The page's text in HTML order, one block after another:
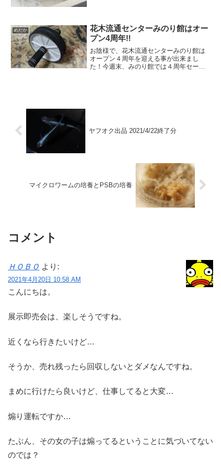
カリ体型入り...
めだか
花木流通センターみのり館はオー
プン4周年!!
お陰様で、花木流通センターみのり館は
オープン４周年を迎える事が出来まし
た！今週末、みのり館では４周年セール
ヤフオク出品 2021/4/22終了分
マイクロワームの培養とPSBの培養
コメント
ＨＯＢＯ より:
2021年4月20日 10:58 AM
こんにちは。
展示即売会は、楽しそうですね。
近くなら行きたいけど…
そうか、売れ残ったら回収しないとダメなんですね。
まめに行けたら良いけど、仕事してると大変…
煽り運転ですか…
たぶん、その女の子は煽ってるということに気づいてない
のでは？